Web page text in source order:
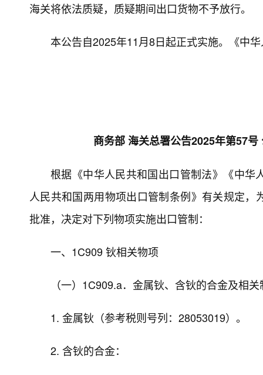
海关将依法质疑，质疑期间出口货物不予放行。
本公告自2025年11月8日起正式实施。《中
商务部 海关总署公告2025年第57
根据《中华人民共和国出口管制法》《中
人民共和国两用物项出口管制条例》有关规定
批准，决定对下列物项实施出口管制：
一、1C909 钬相关物项
（一）1C909.a．金属钬、含钬的合金及相
1. 金属钬（参考税则号列：28053019）。
2. 含钬的合金：